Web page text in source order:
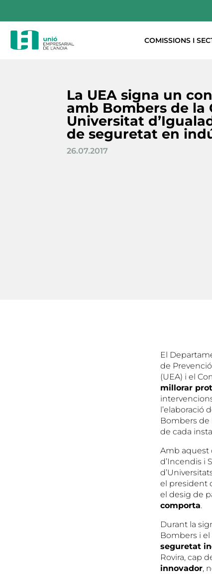
COMISSIONS I
La UEA signa un
amb Bombers de la
Universitat
de seguretat en
26.07.2017
El
de
(UEA) i el
millorar
l’elaboració
Bombers de
de cada
Amb aquest
d’Incendis i
el president
el desig de
comporta.
Durant la
Bombers i el
seguretat
Rovira, cap
innovador,